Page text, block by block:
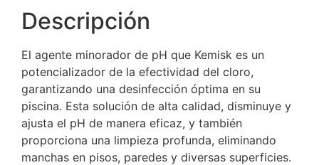
Descripción
El agente minorador de pH que Kemisk es un
potencializador de la efectividad del cloro,
garantizando una desinfección óptima en su
piscina. Esta solución de alta calidad, disminuye y
ajusta el pH de manera eficaz, y también
proporciona una limpieza profunda, eliminando
manchas en pisos, paredes y diversas superficies.